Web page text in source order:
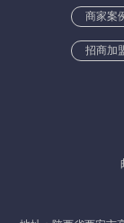
商家案
招商加